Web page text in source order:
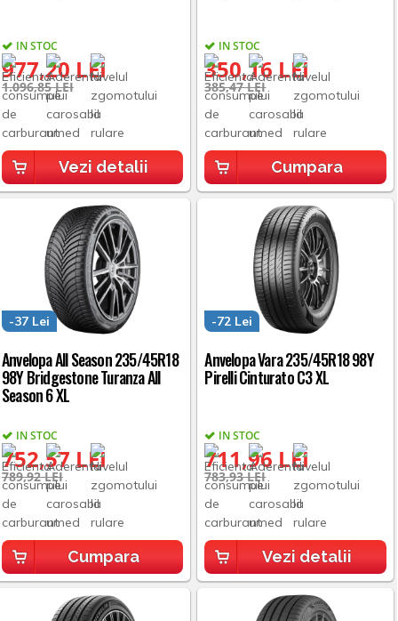
IN STOC
977,20 LEI
1.096,85 LEI
Vezi detalii
IN STOC
350,16 LEI
385,47 LEI
Cumpara
Anvelopa All Season 235/45R18
98Y Bridgestone Turanza All
Season 6 XL
IN STOC
752,57 LEI
-37 Lei
789,92 LEI
Cumpara
Anvelopa Vara 235/45R18 98Y
Pirelli Cinturato C3 XL
IN STOC
711,96 LEI
-72 Lei
783,93 LEI
Vezi detalii